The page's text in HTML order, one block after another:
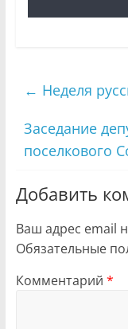
← Неделя
Заседание
поселкового
Добавить
Ваш адрес email
Обязательные
Комментарий *